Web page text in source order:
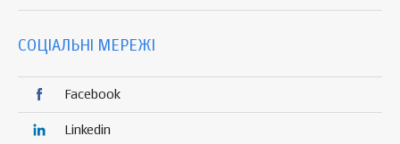
СОЦІАЛЬНІ МЕРЕЖІ
Facebook
Linkedin